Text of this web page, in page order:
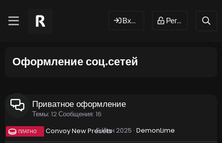
Вход Регистрация
Оформление соц.сетей
Приватное оформление
Темы 12Сообщения 16
ПЛАТНО Convoy New Presets5 Июн 2025 DemonLime